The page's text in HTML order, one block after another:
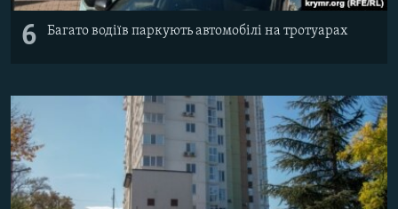
6 Багато водіїв паркують автомобілі на тротуарах